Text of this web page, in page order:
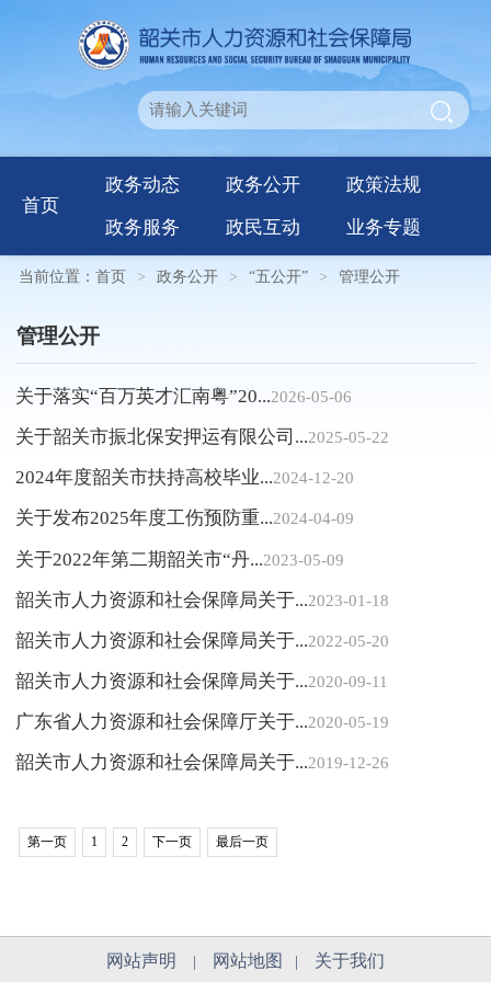
首页
政务动态 政务公开 政策法规
政务服务 政民互动 业务专题
当前位置： 首页 > 政务公开 > “五公开” > 管理公开
管理公开
关于落实“百万英才汇南粤”20...2026-05-06
关于韶关市振北保安押运有限公司...2025-05-22
2024年度韶关市扶持高校毕业...2024-12-20
关于发布2025年度工伤预防重...2024-04-09
关于2022年第二期韶关市“丹...2023-05-09
韶关市人力资源和社会保障局关于...2023-01-18
韶关市人力资源和社会保障局关于...2022-05-20
韶关市人力资源和社会保障局关于...2020-09-11
广东省人力资源和社会保障厅关于...2020-05-19
韶关市人力资源和社会保障局关于...2019-12-26
第一页 1 2 下一页 最后一页
网站声明 网站地图 关于我们